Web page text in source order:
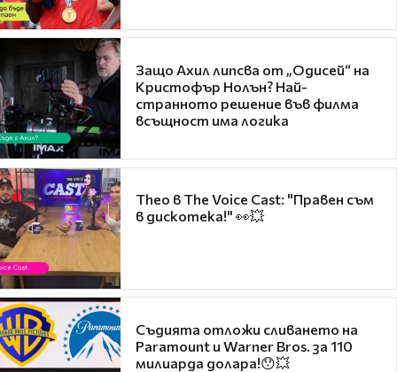
Защо Ахил липсва от „Одисей“ на
Кристофър Нолън? Най-
странното решение във филма
всъщност има логика
Theo в The Voice Cast: "Правен съм
в дискотека!" 👀💥
Съдията отложи сливането на
Paramount и Warner Bros. за 110
милиарда долара!😯💥